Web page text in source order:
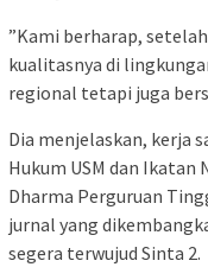
”Kami berharap,
kualitasnya di
regional tetapi juga
Dia menjelaskan, kerja
Hukum USM dan Ikatan
Dharma Perguruan
jurnal yang
segera terwujud Sinta 2.